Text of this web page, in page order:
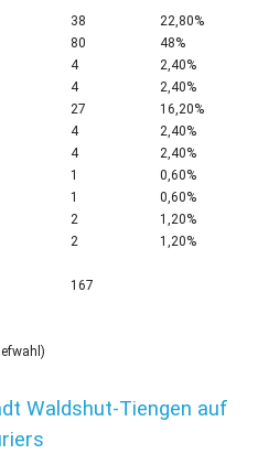
38
22,80%
80
48%
4
2,40%
4
2,40%
27
16,20%
4
2,40%
4
2,40%
1
0,60%
1
0,60%
2
1,20%
2 1,20%
167
Waldshut-Tiengen auf